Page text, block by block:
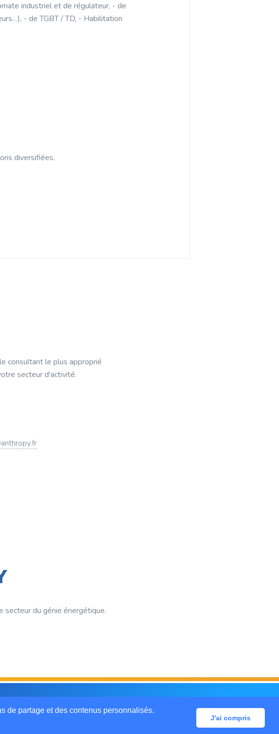
de partage et des contenus personnalisés.
J'ai compris
industriel et de régulateur, - de
- de TGBT / TD, - Habilitation
diversifiées.
consultant le plus approprié
secteur d'activité.
secteur du génie énergétique.
Mentions légales CGU